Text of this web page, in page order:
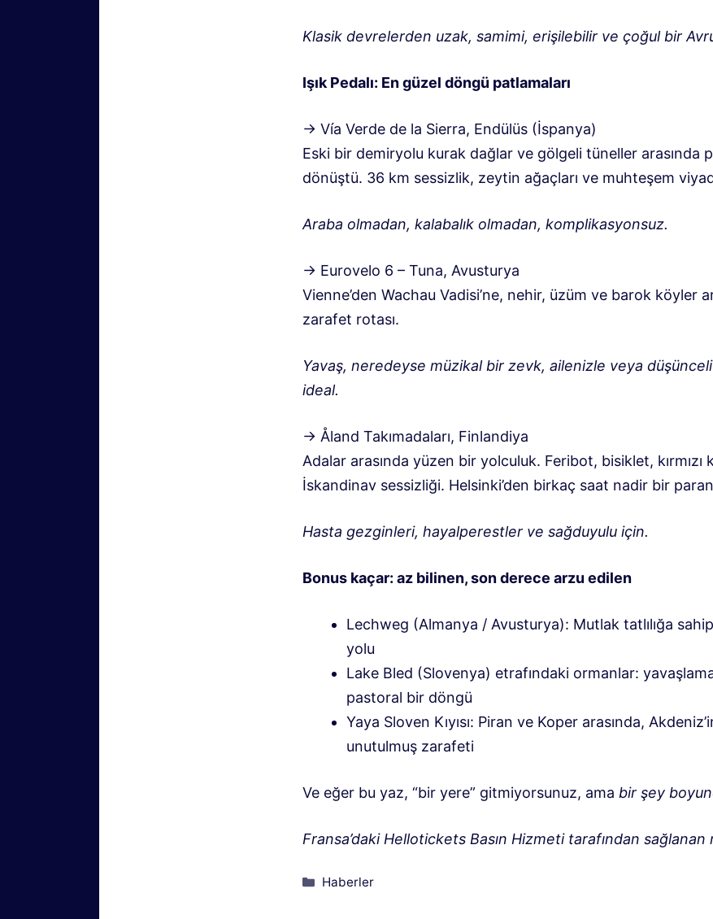
Klasik devrelerden uzak, samimi, erişilebilir ve çoğul bir
Işık Pedalı: En güzel döngü patlamaları
→ Vía Verde de la Sierra, Endülüs (İspanya)
Eski bir demiryolu kurak dağlar ve gölgeli tüneller arasında
dönüştü. 36 km sessizlik, zeytin ağaçları ve muhteşem
Araba olmadan, kalabalık olmadan, komplikasyonsuz.
→ Eurovelo 6 – Tuna, Avusturya
Vienne’den Wachau Vadisi’ne, nehir, üzüm ve barok köyler
zarafet rotası.
Yavaş, neredeyse müzikal bir zevk, ailenizle veya
ideal.
→ Åland Takımadaları, Finlandiya
Adalar arasında yüzen bir yolculuk. Feribot, bisiklet, kırmızı
İskandinav sessizliği. Helsinki’den birkaç saat nadir bir
Hasta gezginleri, hayalperestler ve sağduyulu için.
Bonus kaçar: az bilinen, son derece arzu edilen
Lechweg (Almanya / Avusturya): Mutlak tatlılığa
yolu
Lake Bled (Slovenya) etrafındaki ormanlar:
pastoral bir döngü
Yaya Sloven Kıyısı: Piran ve Koper arasında,
unutulmuş zarafeti
Ve eğer bu yaz, “bir yere” gitmiyorsunuz, ama bir şey
Fransa’daki Hellotickets Basın Hizmeti tarafından sağlanan
Kategoriler
Haberler